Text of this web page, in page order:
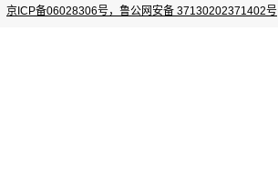
京ICP备06028306号，鲁公网安备 37130202371402号